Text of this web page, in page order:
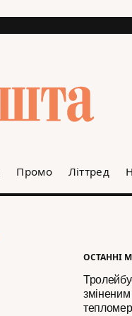
Промо Літтред
ОСТАННІ